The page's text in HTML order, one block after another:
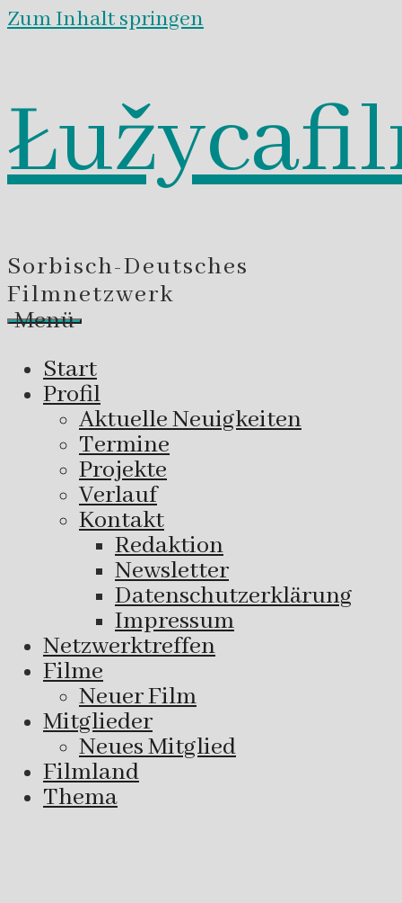
Zum Inhalt springen
Sorbisch-Deutsches
Filmnetzwerk
Menü
Start
Profil
Aktuelle Neuigkeiten
Termine
Projekte
Verlauf
Kontakt
Redaktion
Newsletter
Datenschutzerklärung
Impressum
Netzwerktreffen
Filme
Neuer Film
Mitglieder
Neues Mitglied
Filmland
Thema